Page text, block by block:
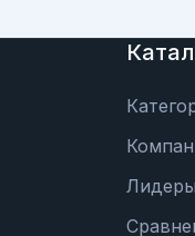
Лидеры